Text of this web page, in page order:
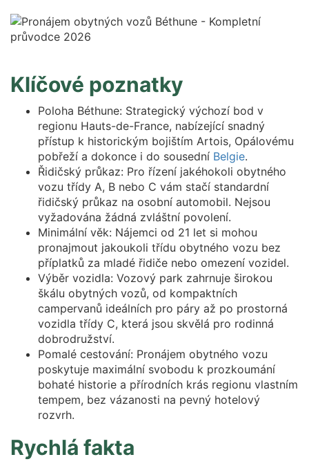
Klíčové poznatky
Poloha Béthune: Strategický výchozí bod v
regionu Hauts-de-France, nabízející snadný
přístup k historickým bojištím Artois, Opálovému
pobřeží a dokonce i do sousední Belgie.
Řidičský průkaz: Pro řízení jakéhokoli obytného
vozu třídy A, B nebo C vám stačí standardní
řidičský průkaz na osobní automobil. Nejsou
vyžadována žádná zvláštní povolení.
Minimální věk: Nájemci od 21 let si mohou
pronajmout jakoukoli třídu obytného vozu bez
příplatků za mladé řidiče nebo omezení vozidel.
Výběr vozidla: Vozový park zahrnuje širokou
škálu obytných vozů, od kompaktních
campervanů ideálních pro páry až po prostorná
vozidla třídy C, která jsou skvělá pro rodinná
dobrodružství.
Pomalé cestování: Pronájem obytného vozu
poskytuje maximální svobodu k prozkoumání
bohaté historie a přírodních krás regionu vlastním
tempem, bez vázanosti na pevný hotelový
rozvrh.
Rychlá fakta